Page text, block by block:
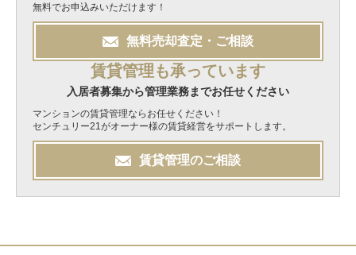
無料でお申込みいただけます！
無料売却査定・ご相談
賃貸管理も承っています
入居者募集から管理業務までお任せください
マンションの賃貸管理ならお任せください！
センチュリー21がオーナー様の賃貸経営をサポートします。
賃貸管理のご相談